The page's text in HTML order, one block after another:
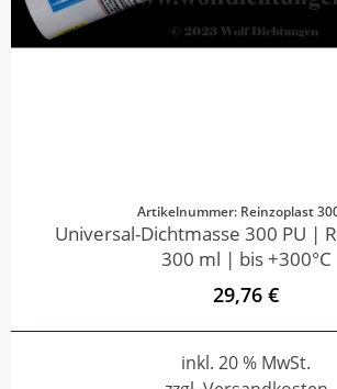
Artikelnummer: Reinzoplast
Universal-Dichtmasse 300 PU |
300 ml | bis +300°C
29,76 €
inkl. 20 % MwSt.